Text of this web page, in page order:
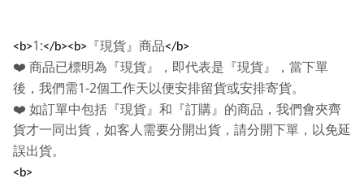
<b>1:</b><b> 『現貨』商品</b>
❤️ 商品已標明為『現貨』，即代表是『現貨』，當下單
後，我們需1-2個工作天以便安排留貨或安排寄貨。
❤️ 如訂單中包括『現貨』和『訂購』的商品，我們會夾齊
貨才一同出貨，如客人需要分開出貨，請分開下單，以免延
誤出貨。
<b>